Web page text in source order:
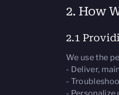
2. How
2.1
We use the
- Deliver,
-